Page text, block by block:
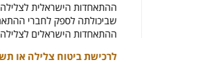
ההתאחדות הישראלית לצלילה
שביכולתה לספק לחברי
ההתאחדות הישראלים לצלילה
לרכישת ביטוח צלילה או